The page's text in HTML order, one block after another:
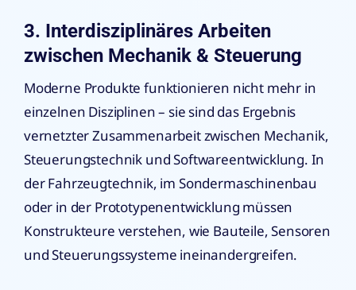
3. Interdisziplinäres Arbeiten
zwischen Mechanik & Steuerung
Moderne Produkte funktionieren nicht mehr in
einzelnen Disziplinen – sie sind das Ergebnis
vernetzter Zusammenarbeit zwischen Mechanik,
Steuerungstechnik und Softwareentwicklung. In
der Fahrzeugtechnik, im Sondermaschinenbau
oder in der Prototypenentwicklung müssen
Konstrukteure verstehen, wie Bauteile, Sensoren
und Steuerungssysteme ineinandergreifen.